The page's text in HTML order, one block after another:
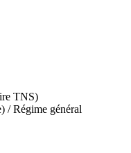
TNS)
/ Régime général